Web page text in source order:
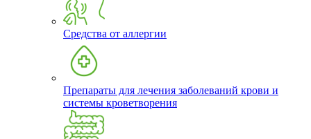
Средства от аллергии
Препараты для лечения заболеваний крови и
системы кроветворения